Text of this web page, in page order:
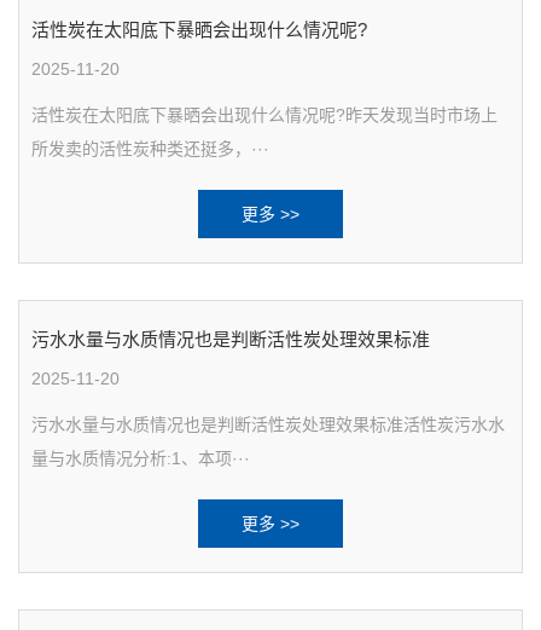
活性炭在太阳底下暴晒会出现什么情况呢?
2025-11-20
活性炭在太阳底下暴晒会出现什么情况呢?昨天发现当时市场上
所发卖的活性炭种类还挺多，···
更多 >>
污水水量与水质情况也是判断活性炭处理效果标准
2025-11-20
污水水量与水质情况也是判断活性炭处理效果标准活性炭污水水
量与水质情况分析:1、本项···
更多 >>